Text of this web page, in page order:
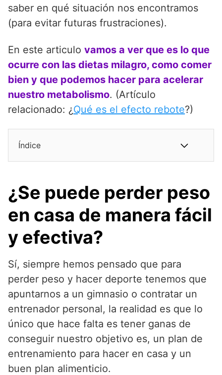
saber en qué situación nos encontramos
(para evitar futuras frustraciones).
En este articulo vamos a ver que es lo que
ocurre con las dietas milagro, como comer
bien y que podemos hacer para acelerar
nuestro metabolismo. (Artículo
relacionado: ¿Qué es el efecto rebote?)
Índice
¿Se puede perder peso
en casa de manera fácil
y efectiva?
Sí, siempre hemos pensado que para
perder peso y hacer deporte tenemos que
apuntarnos a un gimnasio o contratar un
entrenador personal, la realidad es que lo
único que hace falta es tener ganas de
conseguir nuestro objetivo es, un plan de
entrenamiento para hacer en casa y un
buen plan alimenticio.